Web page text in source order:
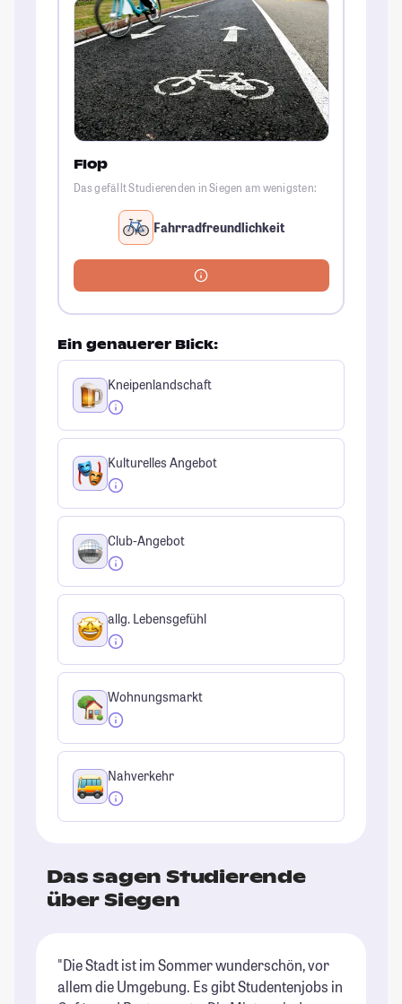
Flop
Das gefällt Studierenden in Siegen am wenigsten:
Fahrradfreundlichkeit
Ein genauerer Blick:
Kneipenlandschaft
Kulturelles Angebot
Club-Angebot
allg. Lebensgefühl
Wohnungsmarkt
Nahverkehr
Das sagen Studierende
über Siegen
"Die Stadt ist im Sommer wunderschön, vor
allem die Umgebung. Es gibt Studentenjobs in